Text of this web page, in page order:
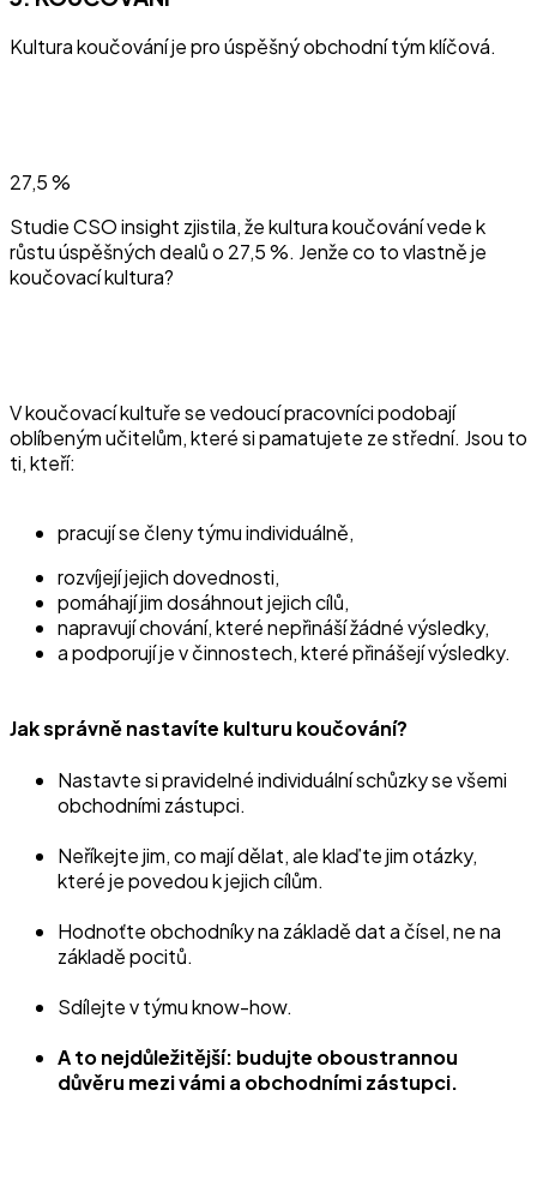
Kultura koučování je pro úspěšný obchodní tým klíčová.
27,5 %
Studie CSO insight zjistila, že kultura koučování vede k
růstu úspěšných dealů o 27,5 %. Jenže co to vlastně je
koučovací kultura?
V koučovací kultuře se vedoucí pracovníci podobají
oblíbeným učitelům, které si pamatujete ze střední. Jsou to
ti, kteří:
pracují se členy týmu individuálně,
rozvíjejí jejich dovednosti,
pomáhají jim dosáhnout jejich cílů,
napravují chování, které nepřináší žádné výsledky,
a podporují je v činnostech, které přinášejí výsledky.
Jak správně nastavíte kulturu koučování?
Nastavte si pravidelné individuální schůzky se všemi
obchodními zástupci.
Neříkejte jim, co mají dělat, ale klaďte jim otázky,
které je povedou k jejich cílům.
Hodnoťte obchodníky na základě dat a čísel, ne na
základě pocitů.
Sdílejte v týmu know-how.
A to nejdůležitější: budujte oboustrannou
důvěru mezi vámi a obchodními zástupci.